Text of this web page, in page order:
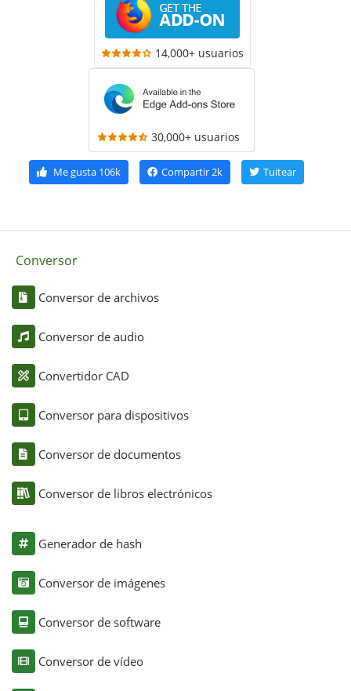
14,000+ usuarios
30,000+ usuarios
Me gusta106k Compartir 2k Tuitear
Conversor
Conversor de archivos
Conversor de audio
Convertidor CAD
Conversor para dispositivos
Conversor de documentos
Conversor de libros electrónicos
Generador de hash
Conversor de imágenes
Conversor de software
Conversor de vídeo